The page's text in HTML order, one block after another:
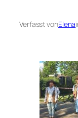
Verfasst vonElena